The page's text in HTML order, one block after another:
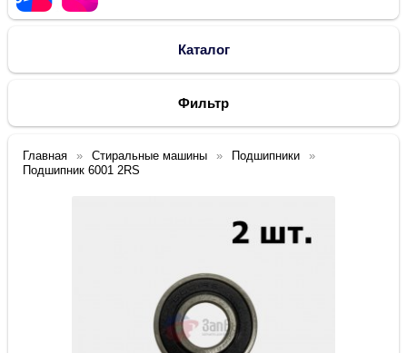
Каталог
Фильтр
Главная Стиральные машины
Подшипники
Подшипник 6001 2RS